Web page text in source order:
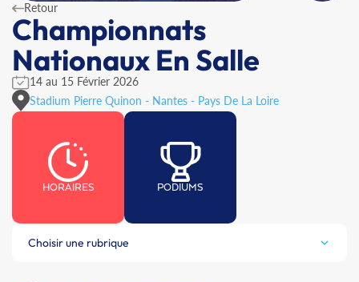
Retour
Championnats
Nationaux En Salle
14 au 15 Février 2026
Stadium Pierre Quinon - Nantes - Pays De La Loire
HORAIRES PODIUMS
Choisir une rubrique